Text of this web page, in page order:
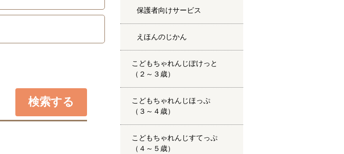
保護者向けサービス
えほんのじかん
こどもちゃれんじぽけっと
（２～３歳）
こどもちゃれんじほっぷ
（３～４歳）
こどもちゃれんじすてっぷ
（４～５歳）